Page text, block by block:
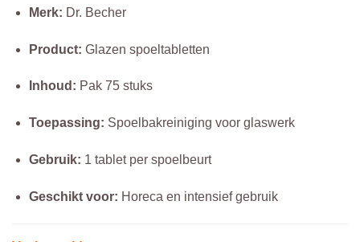
Merk: Dr. Becher
Product: Glazen spoeltabletten
Inhoud: Pak 75 stuks
Toepassing: Spoelbakreiniging voor glaswerk
Gebruik: 1 tablet per spoelbeurt
Geschikt voor: Horeca en intensief gebruik